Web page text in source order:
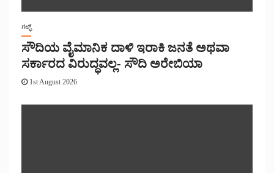
ಗಲ್ಫ್
ಸೌದಿಯ ವೈಮಾನಿಕ ದಾಳಿ ಇರಾಕಿ ಜನತೆ ಅಥವಾ
ಸರ್ಕಾರದ ವಿರುದ್ಧವಲ್ಲ- ಸೌದಿ ಅರೇಬಿಯಾ
1st August 2026